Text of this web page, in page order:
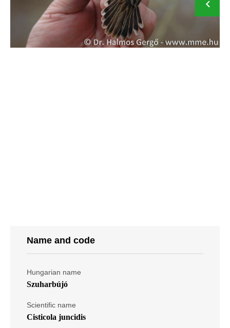
Name and code
Hungarian name
Szuharbújó
Scientific name
Cisticola juncidis